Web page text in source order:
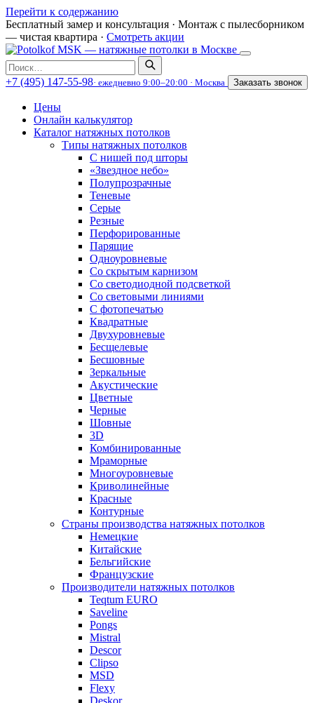
Перейти к содержанию
Бесплатный замер и консультация · Монтаж с пылесборником
— чистая квартира · Смотреть акции
Поиск
по
сайту
+7 (495) 147-55-98· ежедневно 9:00–20:00 · Москва Заказать звонок
Цены
Онлайн калькулятор
Каталог натяжных потолков
Типы натяжных потолков
С нишей под шторы
«Звездное небо»
Полупрозрачные
Теневые
Серые
Резные
Перфорированные
Парящие
Одноуровневые
Со скрытым карнизом
Со светодиодной подсветкой
Со световыми линиями
С фотопечатью
Квадратные
Двухуровневые
Бесщелевые
Бесшовные
Зеркальные
Акустические
Цветные
Черные
Шовные
3D
Комбинированные
Мраморные
Многоуровневые
Криволинейные
Красные
Контурные
Страны производства натяжных потолков
Немецкие
Китайские
Бельгийские
Французские
Производители натяжных потолков
Teqtum EURO
Saveline
Pongs
Mistral
Descor
Clipso
MSD
Flexy
Deskor